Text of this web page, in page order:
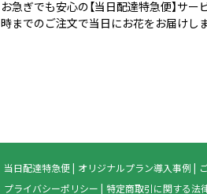
お急ぎでも安心の【当日配達特急便】サー
時までのご注文で当日にお花をお届けしま
当日配達特急便 オリジナルプラン導入事例
プライバシーポリシー
特定商取引に関する法